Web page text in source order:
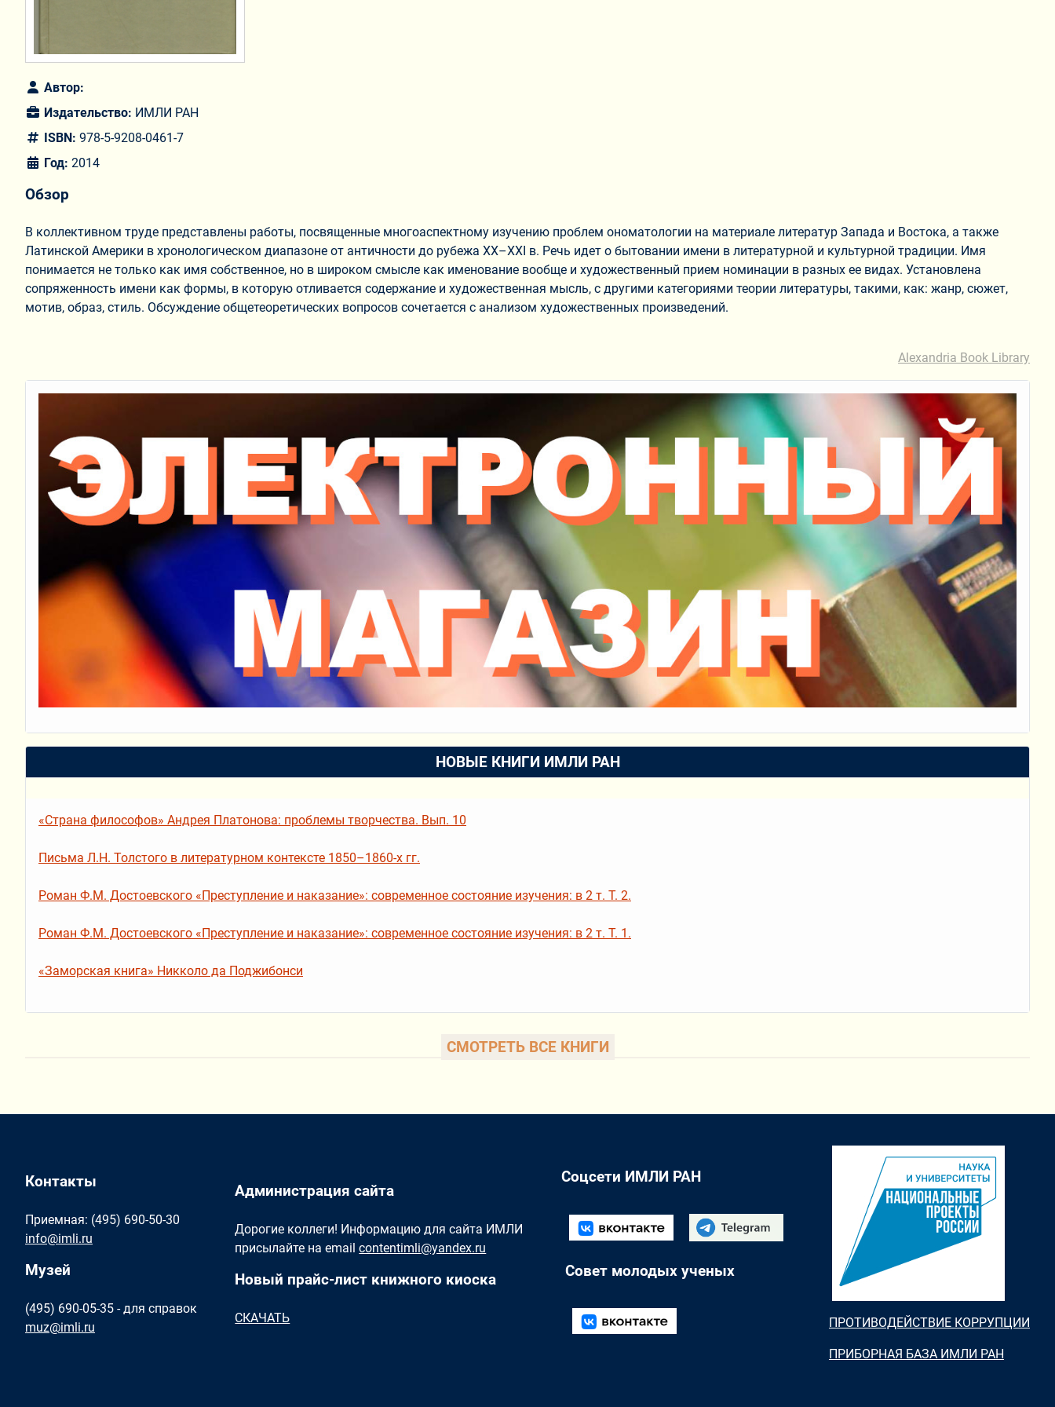
Автор:
Издательство: ИМЛИ РАН
ISBN: 978-5-9208-0461-7
Год: 2014
Обзор
В коллективном труде представлены работы, посвященные многоаспектному изучению проблем ономатологии на материале литератур Запада и Востока, а также
Латинской Америки в хронологическом диапазоне от античности до рубежа XX–XXI в. Речь идет о бытовании имени в литературной и культурной традиции. Имя
понимается не только как имя собственное, но в широком смысле как именование вообще и художественный прием номинации в разных ее видах. Установлена
сопряженность имени как формы, в которую отливается содержание и художественная мысль, с другими категориями теории литературы, такими, как: жанр, сюжет,
мотив, образ, стиль. Обсуждение общетеоретических вопросов сочетается с анализом художественных произведений.
Alexandria Book Library
НОВЫЕ КНИГИ ИМЛИ РАН
«Страна философов» Андрея Платонова: проблемы творчества. Вып. 10
Письма Л.Н. Толстого в литературном контексте 1850–1860-х гг.
Роман Ф.М. Достоевского «Преступление и наказание»: современное состояние изучения: в 2 т. Т. 2.
Роман Ф.М. Достоевского «Преступление и наказание»: современное состояние изучения: в 2 т. Т. 1.
«Заморская книга» Никколо да Поджибонси
СМОТРЕТЬ ВСЕ КНИГИ
Контакты
Приемная: (495) 690-50-30
info@imli.ru
Музей
(495) 690-05-35 - для справок
muz@imli.ru
Администрация сайта
Дорогие коллеги! Информацию для сайта ИМЛИ
присылайте на emailcontentimli@yandex.ru
Новый прайс-лист книжного киоска
СКАЧАТЬ
Соцсети ИМЛИ РАН
Совет молодых ученых
ПРОТИВОДЕЙСТВИЕ КОРРУПЦИИ
ПРИБОРНАЯ БАЗА ИМЛИ РАН